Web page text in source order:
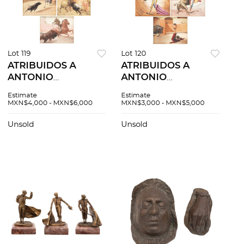
Lot 119
ATRIBUIDOS A
ANTONIO
PINTURAS DE
SUERTES
Estimate
MXN$4,000 - MXN$6,000
Unsold
Lot 120
ATRIBUIDOS A
ANTONIO
PINTURAS DE
tela. Firmados. 40 x
Estimate
MXN$3,000 - MXN$5,000
Unsold